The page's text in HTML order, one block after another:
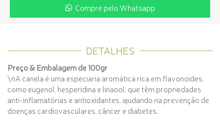
Compre pelo Whatsapp
DETALHES
Preço & Embalagem de 100gr
\nA canela é uma especiaria aromática rica em flavonoides,
como eugenol, hesperidina e linaool, que têm propriedades
anti-inflamatórias e antioxidantes, ajudando na prevenção de
doenças cardiovasculares, câncer e diabetes.